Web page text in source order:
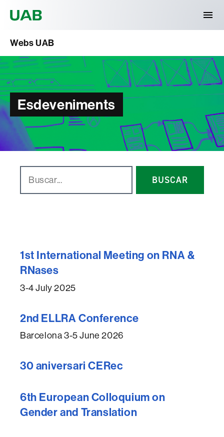
Webs UAB
Esdeveniments
BUSCAR
1st International Meeting on RNA &
RNases
3-4 July 2025
2nd ELLRA Conference
Barcelona 3-5 June 2026
30 aniversari CERec
6th European Colloquium on
Gender and Translation